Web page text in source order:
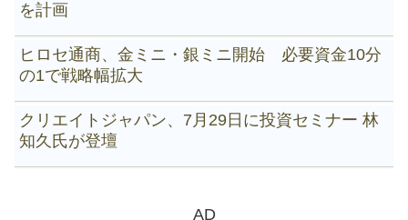
を計画
ヒロセ通商、金ミニ・銀ミニ開始 必要資金10分
の1で戦略幅拡大
クリエイトジャパン、7月29日に投資セミナー 林
知久氏が登壇
AD